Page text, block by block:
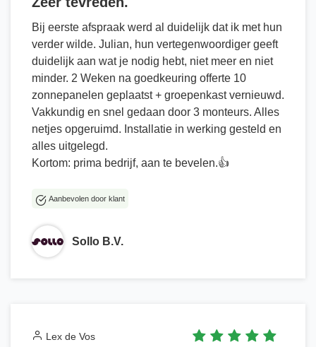
Bij eerste afspraak werd al duidelijk dat ik met hun
verder wilde. Julian, hun vertegenwoordiger geeft
duidelijk aan wat je nodig hebt, niet meer en niet
minder. 2 Weken na goedkeuring offerte 10
zonnepanelen geplaatst + groepenkast vernieuwd.
Vakkundig en snel gedaan door 3 monteurs. Alles
netjes opgeruimd. Installatie in werking gesteld en
alles uitgelegd.
Kortom: prima bedrijf, aan te bevelen.👍
Sollo B.V.
Aanbevolen door klant
Lex de Vos